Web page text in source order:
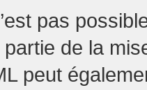
pas
partie de la
peut